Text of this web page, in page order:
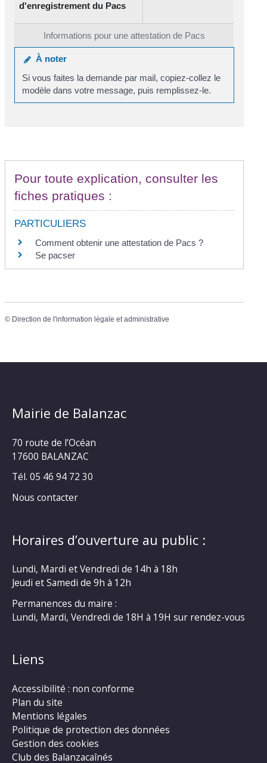
Informations pour une attestation de Pacs
d'enregistrement du Pacs
À noter
Si vous faites la demande par mail, copiez-collez le
modèle dans votre message, puis remplissez-le.
Pour toute explication, consulter les
fiches pratiques :
PARTICULIERS
Comment obtenir une attestation de Pacs ?
Se pacser
© Direction de l'information légale et administrative
Mairie de Balanzac
70 route de l’Océan
17600 BALANZAC
Tél. 05 46 94 72 30
Nous contacter
Horaires d’ouverture au public :
Lundi, Mardi et Vendredi de 14h à 18h
Jeudi et Samedi de 9h à 12h
Permanences du maire :
Lundi, Mardi, Vendredi de 18H à 19H sur rendez-vous
Liens
Accessibilité : non conforme
Plan du site
Mentions légales
Politique de protection des données
Gestion des cookies
Club des Balanzacaînés